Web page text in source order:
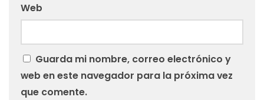
Web
Guarda mi nombre, correo electrónico y
web en este navegador para la próxima vez
que comente.